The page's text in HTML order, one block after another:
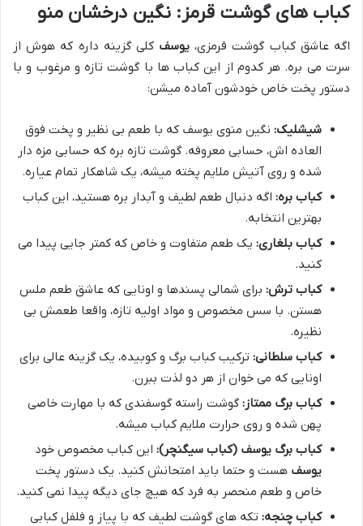
کباب های گوشت قرمز: نگین درخشان منو
اگه عاشق کباب گوشت قرمزی، یوسف کلی گزینه داره که هوش از
سرت می بره. هر کدوم از این کباب ها با گوشت تازه و مرغوب و با
دستور پخت خاص خودشون آماده میشن:
شیشلیک: نگین منوی یوسف که با طعم بی نظیر و پخت فوق
العاده اش، حسابی معروفه. گوشت تازه بره که حسابی مزه دار
شده و روی آتیش ملایم پخته میشه، یک شاهکار تمام عیاره.
کباب بره: اگه دنبال طعم لطیف و آبدار بره هستید، این کباب
بهترین انتخابه.
کباب بلغاری: یک طعم متفاوت و خاص که کمتر جایی پیدا می
کنید.
کباب ترش: برای شمالی پسندها و اونایی که عاشق طعم ملس
هستن. با سس مخصوص و مواد اولیه تازه، واقعا طعمش بی
نظیره.
کباب سلطانی: ترکیب کباب برگ و کوبیده، یک گزینه عالی برای
اونایی که می خوان از هر دو لذت ببرن.
کباب برگ ممتاز: گوشت راسته گوسفندی که با مهارت خاصی
پهن شده و روی حرارت ملایم کباب میشه.
کباب برگ یوسف (کباب سیگنچر): این کباب مخصوص خود
یوسف هست و حتما باید امتحانش کنید. یک دستور پخت
خاص و طعم منحصر به فرد که هیچ جای دیگه پیدا نمی کنید.
کباب چنجه: تکه های گوشت لطیف که با پیاز و فلفل کبابی